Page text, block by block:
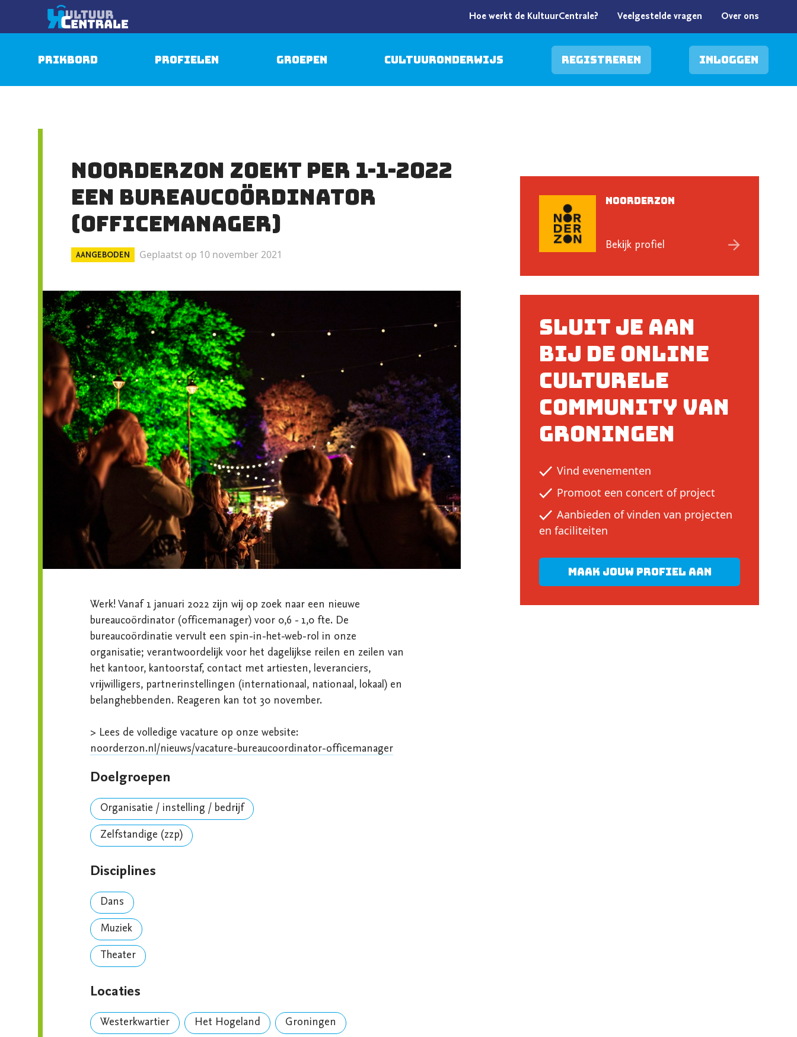
Hoe werkt de KultuurCentrale? Veelgestelde vragen Over ons
Prikbord Profielen Groepen Cultuuronderwijs Registreren Inloggen
Noorderzon zoekt per 1-1-2022
een Bureaucoördinator
(officemanager)
AANGEBODEN Geplaatst op 10 november 2021
Werk! Vanaf 1 januari 2022 zijn wij op zoek naar een nieuwe
bureaucoördinator (officemanager) voor 0,6 - 1,0 fte. De
bureaucoördinatie vervult een spin-in-het-web-rol in onze
organisatie; verantwoordelijk voor het dagelijkse reilen en zeilen van
het kantoor, kantoorstaf, contact met artiesten, leveranciers,
vrijwilligers, partnerinstellingen (internationaal, nationaal, lokaal) en
belanghebbenden. Reageren kan tot 30 november.
noorderzon.nl/nieuws/vacature-bureaucoordinator-officemanager
Doelgroepen
Organisatie / instelling / bedrijf
Zelfstandige (zzp)
Disciplines
Dans
Muziek
Theater
Locaties
Westerkwartier Het Hogeland Groningen
Noorderzon
Bekijk profiel
Sluit je aan
bij de online
culturele
community van
Groningen
Vind evenementen
Promoot een concert of project
Aanbieden of vinden van projecten
en faciliteiten
Maak jouw profiel aan